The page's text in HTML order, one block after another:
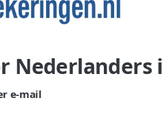
Nederlanders
e-mail